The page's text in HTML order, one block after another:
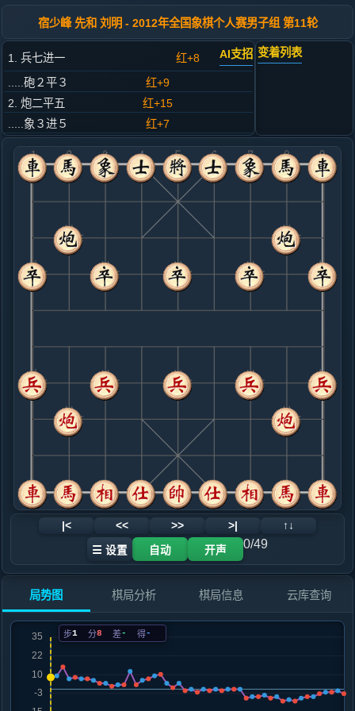
宿少峰 先和 刘明 - 2012年全国象棋个人赛男子组 第11轮
1. 兵七进一 红+8 AI支招
.....砲２平３
红+9
2. 炮二平五
红+15
.....象３进５
红+7
3. 马八进九
红+8
.....车９进１
红+7
4. 车九平八
红+7
.....车９平４
红+6
5. 马二进三
红+4
.....士４进５
6. 车一平二
红+2
仕六进五
.....车４进３
红+3
7. 仕六进五
红+3
兵三进一
8. 炮八平六
红+3
.....马８进９
红+6
9. 兵五进一
红+7
.....砲３平４
10. 炮六进五
红+10
.....砲８平４
红+4
红+1
车八进八
.....卒３进１
红+4
12. 车八进五
黑+1
兵七进一
红+0
黑+2
.....车２进４
红+0
14. 兵七平六
黑+1
.....车２平４
红+0
15. 车二进三
黑+1
.....马４进２
16. 炮五进四
红+0
.....卒７进１
变着列表
|< << >> >| ↑↓
☰ 设置 自动 开声 0/49
局势图 棋局分析 棋局信息 云库查询
步1 分8 差- 得-